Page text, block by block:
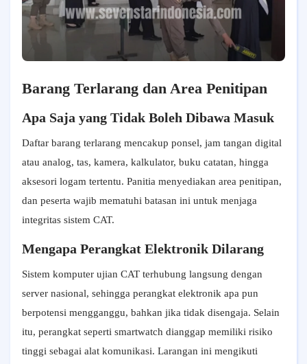
Barang Terlarang dan Area Penitipan
Apa Saja yang Tidak Boleh Dibawa Masuk
Daftar barang terlarang mencakup ponsel, jam tangan digital
atau analog, tas, kamera, kalkulator, buku catatan, hingga
aksesori logam tertentu. Panitia menyediakan area penitipan,
dan peserta wajib mematuhi batasan ini untuk menjaga
integritas sistem CAT.
Mengapa Perangkat Elektronik Dilarang
Sistem komputer ujian CAT terhubung langsung dengan
server nasional, sehingga perangkat elektronik apa pun
berpotensi mengganggu, bahkan jika tidak disengaja. Selain
itu, perangkat seperti smartwatch dianggap memiliki risiko
tinggi sebagai alat komunikasi. Larangan ini mengikuti